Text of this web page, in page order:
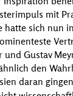
mit
hatte sich nun
und Gustav
den
daran